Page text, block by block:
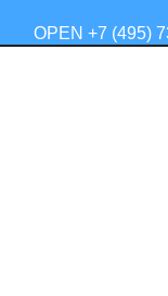
OPEN +7 (495)